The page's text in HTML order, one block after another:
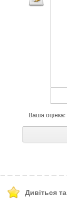
Ваша оцінка:
Дивіться